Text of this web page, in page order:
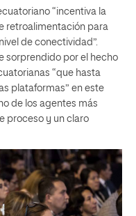
“incentiva la
retroalimentación para
de conectividad”.
sorprendido por el hecho
“que hasta
plataformas” en este
de los agentes más
proceso y un claro